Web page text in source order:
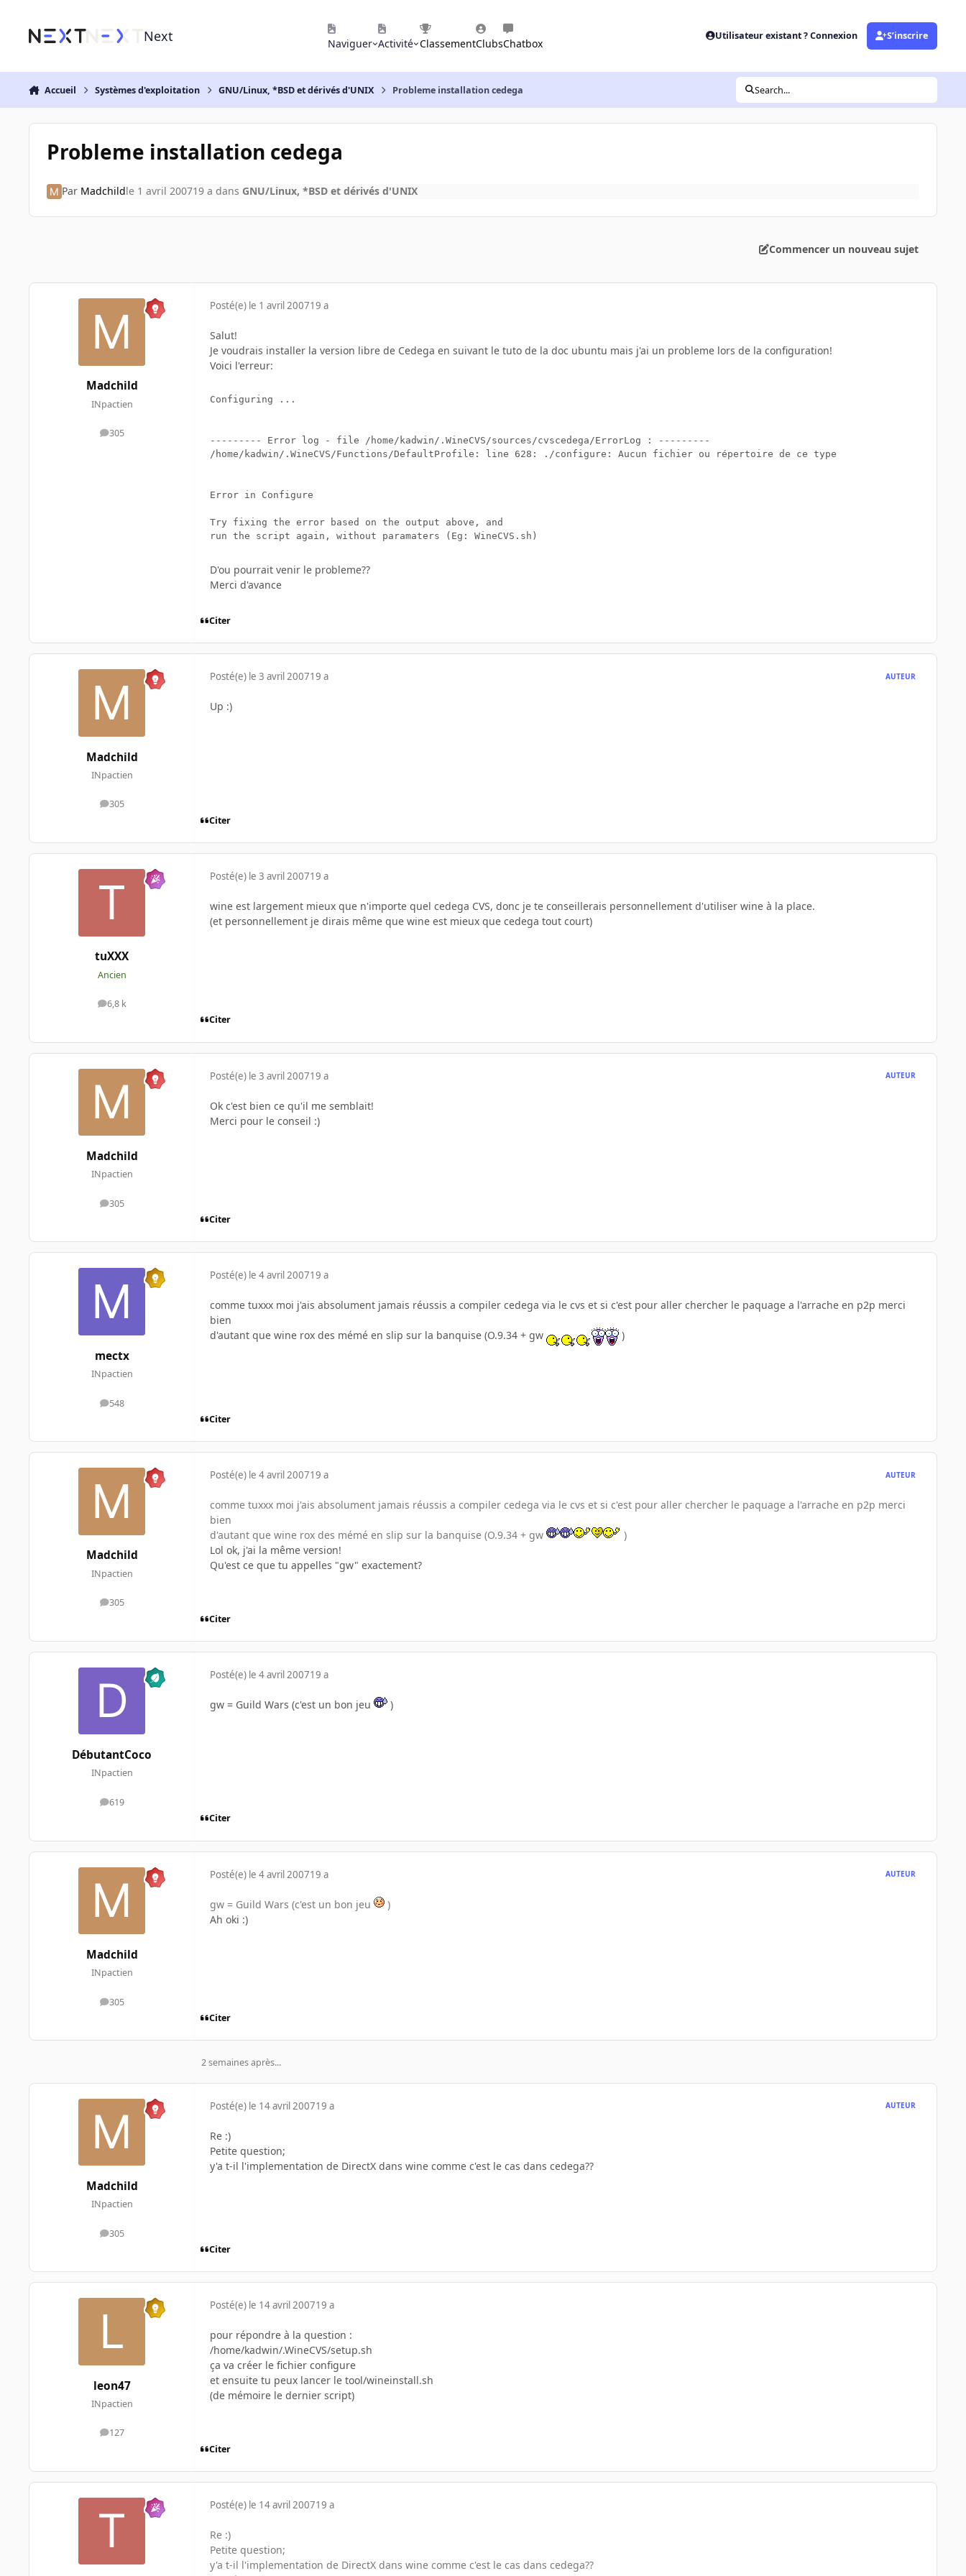
Next Naviguer Activité ClassementClubsChatbox
Utilisateur existant ? Connexion S’inscrire
Accueil Systèmes d'exploitation GNU/Linux, *BSD et dérivés d'UNIX Probleme installation cedega Search...
Probleme installation cedega
Par Madchildle 1 avril 200719 a dans GNU/Linux, *BSD et dérivés d'UNIX
Commencer un nouveau sujet
Madchild
INpactien
305
messages
Posté(e) le 1 avril 200719 a
Salut!
Je voudrais installer la version libre de Cedega en suivant le tuto de la doc ubuntu mais j'ai un probleme lors de la configuration!
Voici l'erreur:
Configuring ...
--------- Error log - file /home/kadwin/.WineCVS/sources/cvscedega/ErrorLog : ---------
/home/kadwin/.WineCVS/Functions/DefaultProfile: line 628: ./configure: Aucun fichier ou répertoire de ce type
Error in Configure
Try fixing the error based on the output above, and
run the script again, without paramaters (Eg: WineCVS.sh)
D'ou pourrait venir le probleme??
Merci d'avance
Citer
Madchild
INpactien
305
messages
Posté(e) le 3 avril 200719 a AUTEUR
Up :)
Citer
tuXXX
Ancien
6,8 k
messages
Posté(e) le 3 avril 200719 a
wine est largement mieux que n'importe quel cedega CVS, donc je te conseillerais personnellement d'utiliser wine à la place.
(et personnellement je dirais même que wine est mieux que cedega tout court)
Citer
Madchild
INpactien
305
messages
Posté(e) le 3 avril 200719 a AUTEUR
Ok c'est bien ce qu'il me semblait!
Merci pour le conseil :)
Citer
mectx
INpactien
548
messages
Posté(e) le 4 avril 200719 a
comme tuxxx moi j'ais absolument jamais réussis a compiler cedega via le cvs et si c'est pour aller chercher le paquage a l'arrache en p2p merci
bien
d'autant que wine rox des mémé en slip sur la banquise (O.9.34 + gw
)
Citer
Madchild
INpactien
305
messages
Posté(e) le 4 avril 200719 a AUTEUR
comme tuxxx moi j'ais absolument jamais réussis a compiler cedega via le cvs et si c'est pour aller chercher le paquage a l'arrache en p2p merci
bien
d'autant que wine rox des mémé en slip sur la banquise (O.9.34 + gw
)
Lol ok, j'ai la même version!
Qu'est ce que tu appelles "gw" exactement?
Citer
DébutantCoco
INpactien
619
messages
Posté(e) le 4 avril 200719 a
gw = Guild Wars (c'est un bon jeu )
Citer
Madchild
INpactien
305
messages
Posté(e) le 4 avril 200719 a AUTEUR
gw = Guild Wars (c'est un bon jeu
)
Ah oki :)
Citer
2 semaines après...
Madchild
INpactien
305
messages
Posté(e) le 14 avril 200719 a AUTEUR
Re :)
Petite question;
y'a t-il l'implementation de DirectX dans wine comme c'est le cas dans cedega??
Citer
leon47
INpactien
127
messages
Posté(e) le 14 avril 200719 a
pour répondre à la question :
/home/kadwin/.WineCVS/setup.sh
ça va créer le fichier configure
et ensuite tu peux lancer le tool/wineinstall.sh
(de mémoire le dernier script)
Citer
Posté(e) le 14 avril 200719 a
Re :)
Petite question;
y'a t-il l'implementation de DirectX dans wine comme c'est le cas dans cedega??